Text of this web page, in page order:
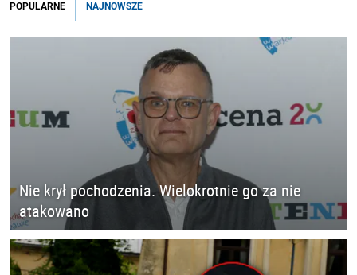
POPULARNE NAJNOWSZE
Nie krył pochodzenia. Wielokrotnie go za nie
atakowano